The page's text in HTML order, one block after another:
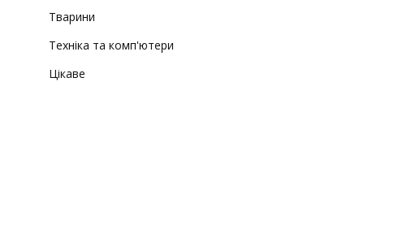
Тварини
Техніка та комп'ютери
Цікаве